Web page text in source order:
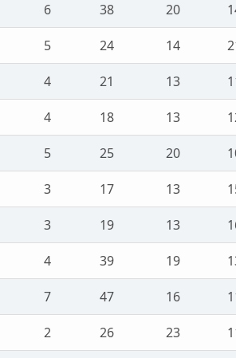
6 38 20
5 24 14
4 21 13
4 18 13
5 25 20
3 17 13
3 19 13
4 39 19
7 47 16
2 26 23